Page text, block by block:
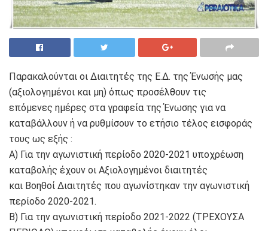
Παρακαλούνται οι Διαιτητές της Ε.Δ. της Ένωσής μας
(αξιολογημένοι και μη) όπως προσέλθουν τις
επόμενες ημέρες στα γραφεία της Ένωσης για να
καταβάλλουν ή να ρυθμίσουν το ετήσιο τέλος εισφοράς
τους ως εξής :
Α) Για την αγωνιστική περίοδο 2020-2021 υποχρέωση
καταβολής έχουν οι Αξιολογημένοι διαιτητές
και Βοηθοί Διαιτητές που αγωνίστηκαν την αγωνιστική
περίοδο 2020-2021.
Β) Για την αγωνιστική περίοδο 2021-2022 (ΤΡΕΧΟΥΣΑ